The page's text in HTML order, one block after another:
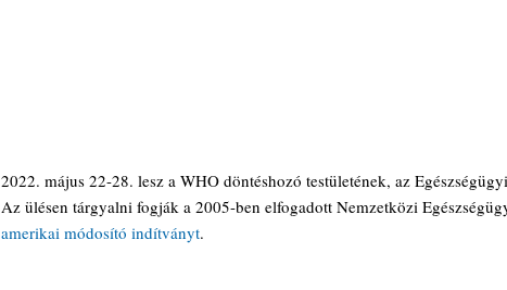
2022. május 22-28. lesz a WHO döntéshozó testületének, az
Az ülésen tárgyalni fogják a 2005-ben elfogadott Nemzetközi
amerikai módosító indítványt.